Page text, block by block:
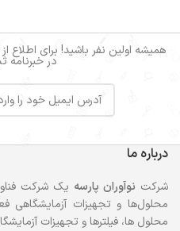
همیشه اولین نفر باشید! برای اطلاع
در خبرنامه
درباره ما
شرکت نوآوران پارسه یک شرکت
محلول‌ها و تجهیزات آزمایشگاهی
محلول ها، فیلترها و تجهیزات